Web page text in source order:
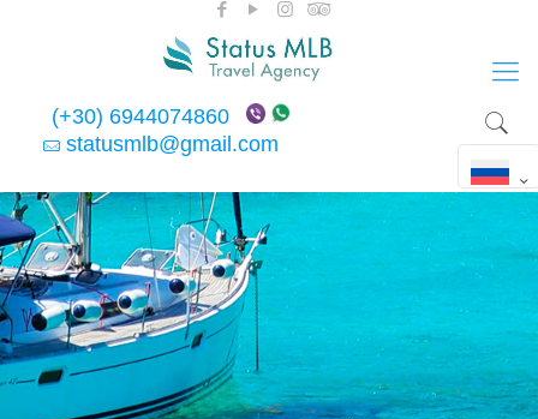
(+30) 6944074860
statusmlb@gmail.com